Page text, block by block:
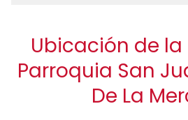
Ubicación de la
Parroquia San
De La